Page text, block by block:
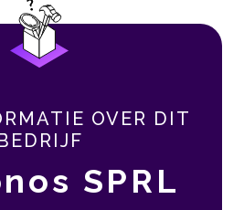
OVER DIT
SPRL